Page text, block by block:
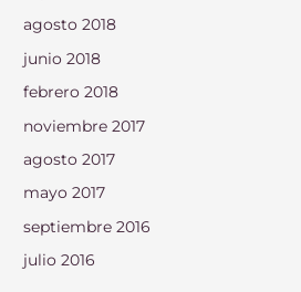
agosto 2018
junio 2018
febrero 2018
noviembre 2017
agosto 2017
mayo 2017
septiembre 2016
julio 2016